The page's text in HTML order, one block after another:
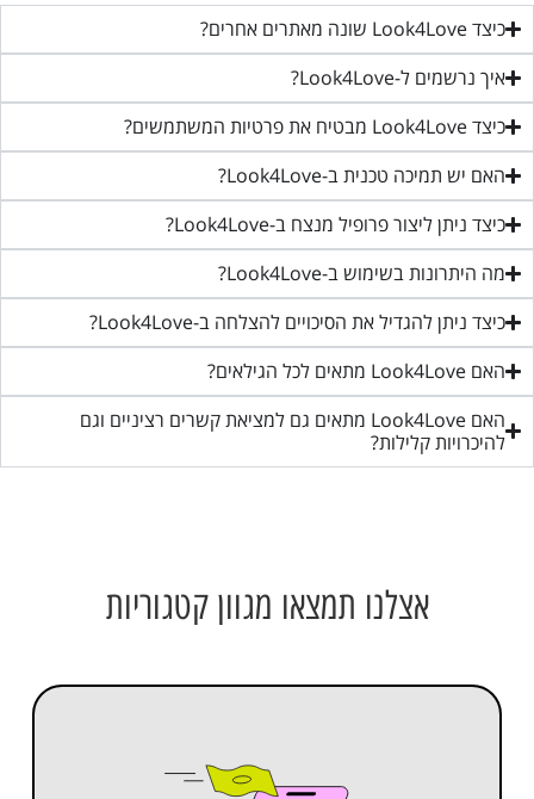
כיצד Look4Love שונה מאתרים אחרים?
איך נרשמים ל-Look4Love?
כיצד Look4Love מבטיח את פרטיות המשתמשים?
האם יש תמיכה טכנית ב-Look4Love?
כיצד ניתן ליצור פרופיל מנצח ב-Look4Love?
מה היתרונות בשימוש ב-Look4Love?
כיצד ניתן להגדיל את הסיכויים להצלחה ב-Look4Love?
האם Look4Love מתאים לכל הגילאים?
האם Look4Love מתאים גם למציאת קשרים רציניים וגם
להיכרויות קלילות?
אצלנו תמצאו מגוון קטגוריות